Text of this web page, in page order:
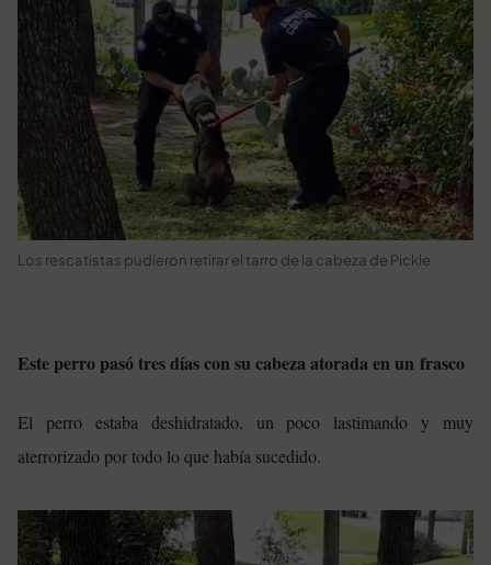
Los rescatistas pudieron retirar el tarro de la cabeza de Pickle
Este perro pasó tres días con su cabeza atorada en un frasco
El perro estaba deshidratado, un poco lastimando y muy
aterrorizado por todo lo que había sucedido.